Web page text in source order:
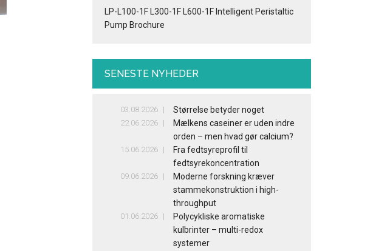
LP-L100-1F L300-1F L600-1F Intelligent Peristaltic
Pump Brochure
SENESTE NYHEDER
03.08.2026 Størrelse betyder noget
22.06.2026
Mælkens caseiner er uden indre
orden – men hvad gør calcium?
15.06.2026
Fra fedtsyreprofil til
fedtsyrekoncentration
09.06.2026
Moderne forskning kræver
stammekonstruktion i high-
throughput
01.06.2026
Polycykliske aromatiske
kulbrinter – multi-redox
systemer